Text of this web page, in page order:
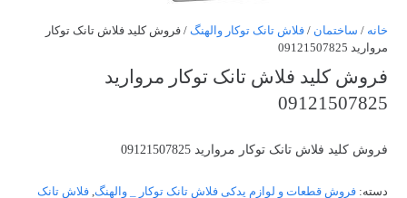
خانه / ساختمان / فلاش تانک توکار والهنگ / فروش کلید فلاش تانک توکار
مروارید 09121507825
فروش کلید فلاش تانک توکار مروارید
09121507825
فروش کلید فلاش تانک توکار مروارید 09121507825
دسته: فروش قطعات و لوازم یدکی فلاش تانک توکار _ والهنگ, فلاش تانک